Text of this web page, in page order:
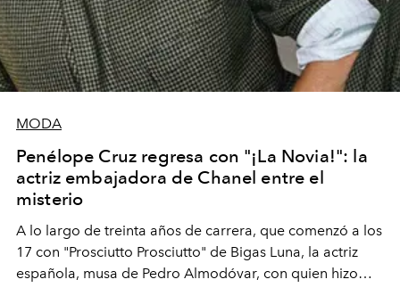
MODA
Penélope Cruz regresa con "¡La Novia!": la
actriz embajadora de Chanel entre el
misterio
A lo largo de treinta años de carrera, que comenzó a los
17 con "Prosciutto Prosciutto" de Bigas Luna, la actriz
española, musa de Pedro Almodóvar, con quien hizo